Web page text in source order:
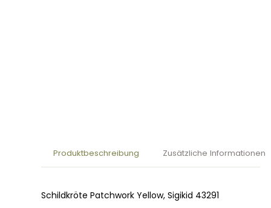
Produktbeschreibung Zusätzliche Informationen
Schildkröte Patchwork Yellow, Sigikid 43291